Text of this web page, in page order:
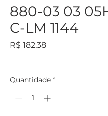
880-03 03
C-LM 1144
R$ 182,38Preço
Quantidade *